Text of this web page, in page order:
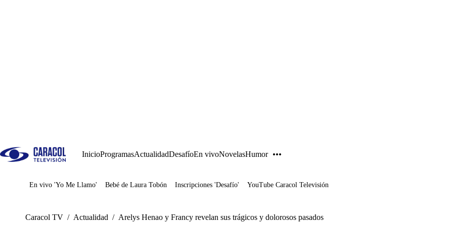
InicioProgramasActualidadDesafíoEn vivoNovelasHumor
Juegos
En vivo 'Yo Me Llamo' Bebé de Laura Tobón Inscripciones 'Desafío' YouTube Caracol Televisión
Caracol TV / Actualidad / Arelys Henao y Francy revelan sus trágicos y dolorosos pasados